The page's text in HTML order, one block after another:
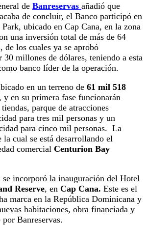
de Banreservas añadió que
de concluir, el Banco participó en
ubicado en Cap Cana, en la zona
una inversión total de más de 64
de los cuales ya se aprobó
millones de dólares, teniendo a esta
banco líder de la operación.
en un terreno de 61 mil 518
, y en su primera fase funcionarán
parque de atracciones
para tres mil personas y un
para cinco mil personas. La
la cual se está desarrollando el
comercial Centurion Bay
incorporó la inauguración del Hotel
Reserve, en Cap Cana. Este es el
marca en la República Dominicana y
habitaciones, obra financiada y
Banreservas.